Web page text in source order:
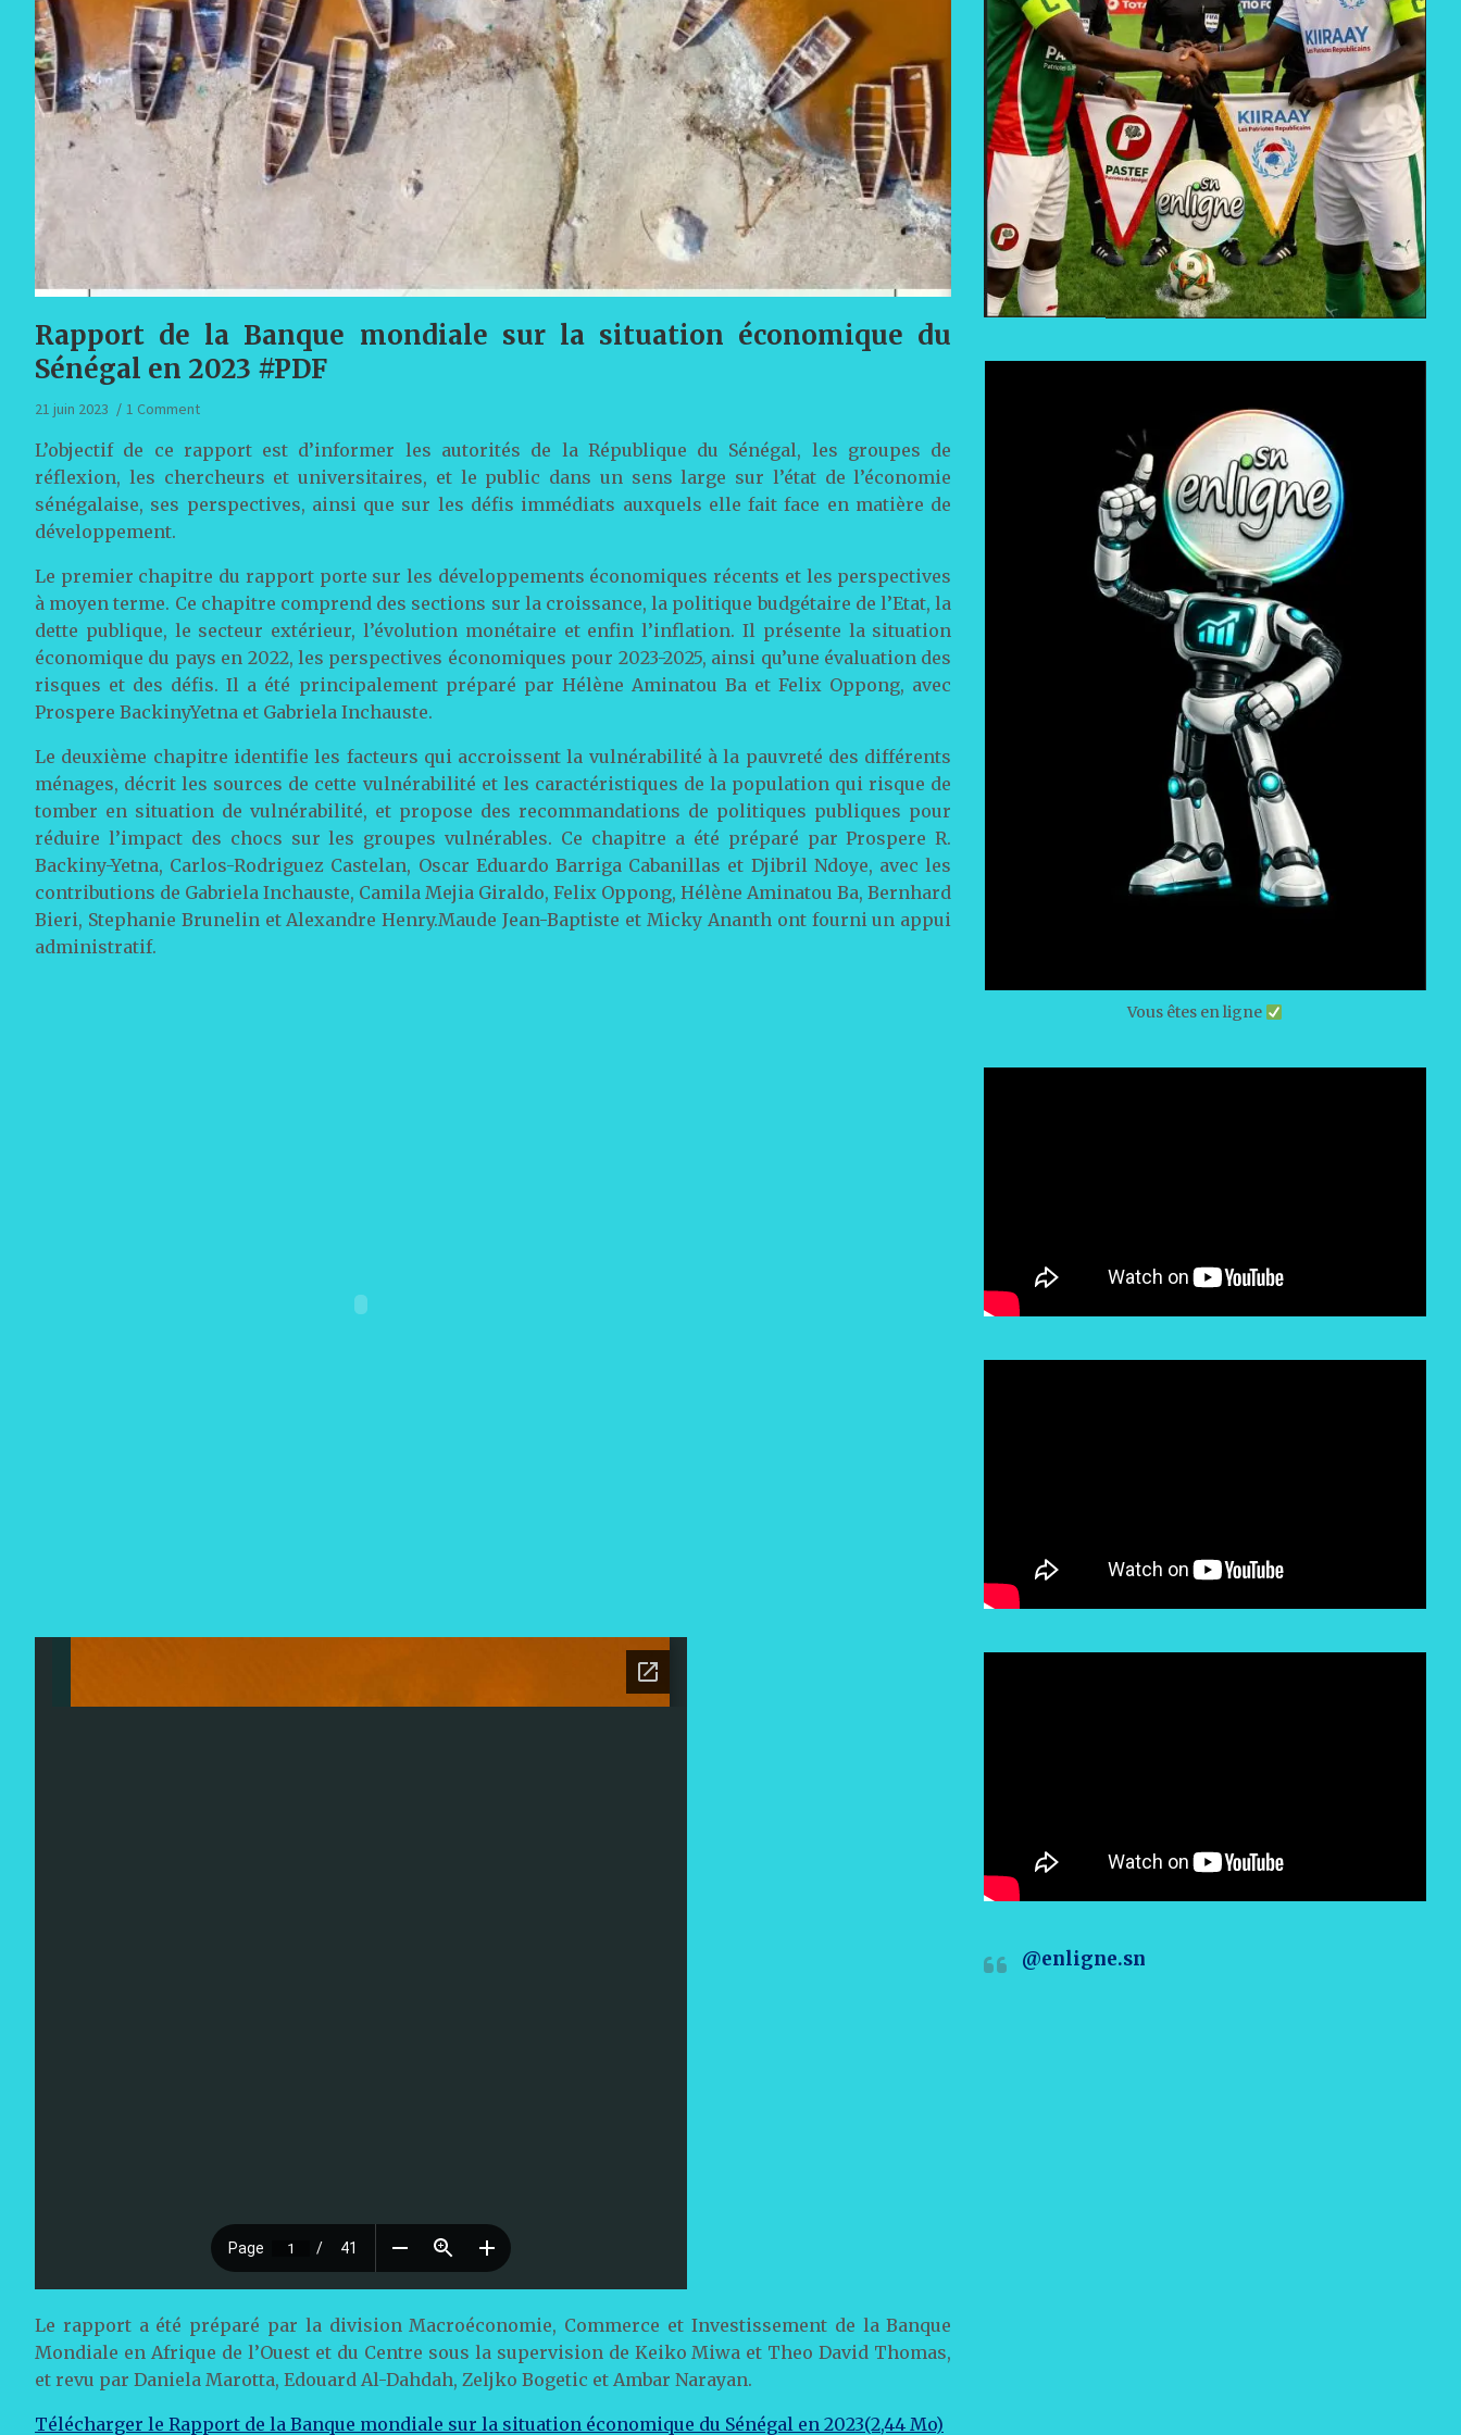
Rapport de la Banque mondiale sur la situation économique du
Sénégal en 2023 #PDF
21 juin 2023 1 Comment
L’objectif de ce rapport est d’informer les autorités de la République du Sénégal, les groupes de
réflexion, les chercheurs et universitaires, et le public dans un sens large sur l’état de l’économie
sénégalaise, ses perspectives, ainsi que sur les défis immédiats auxquels elle fait face en matière de
développement.
Le premier chapitre du rapport porte sur les développements économiques récents et les perspectives
à moyen terme. Ce chapitre comprend des sections sur la croissance, la politique budgétaire de l’Etat, la
dette publique, le secteur extérieur, l’évolution monétaire et enfin l’inflation. Il présente la situation
économique du pays en 2022, les perspectives économiques pour 2023-2025, ainsi qu’une évaluation des
risques et des défis. Il a été principalement préparé par Hélène Aminatou Ba et Felix Oppong, avec
Prospere BackinyYetna et Gabriela Inchauste.
Le deuxième chapitre identifie les facteurs qui accroissent la vulnérabilité à la pauvreté des différents
ménages, décrit les sources de cette vulnérabilité et les caractéristiques de la population qui risque de
tomber en situation de vulnérabilité, et propose des recommandations de politiques publiques pour
réduire l’impact des chocs sur les groupes vulnérables. Ce chapitre a été préparé par Prospere R.
Backiny-Yetna, Carlos-Rodriguez Castelan, Oscar Eduardo Barriga Cabanillas et Djibril Ndoye, avec les
contributions de Gabriela Inchauste, Camila Mejia Giraldo, Felix Oppong, Hélène Aminatou Ba, Bernhard
Bieri, Stephanie Brunelin et Alexandre Henry.Maude Jean-Baptiste et Micky Ananth ont fourni un appui
administratif.
Le rapport a été préparé par la division Macroéconomie, Commerce et Investissement de la Banque
Mondiale en Afrique de l’Ouest et du Centre sous la supervision de Keiko Miwa et Theo David Thomas,
et revu par Daniela Marotta, Edouard Al-Dahdah, Zeljko Bogetic et Ambar Narayan.
Télécharger le Rapport de la Banque mondiale sur la situation économique du Sénégal en 2023(2,44 Mo)
Vous êtes en ligne
@enligne.sn